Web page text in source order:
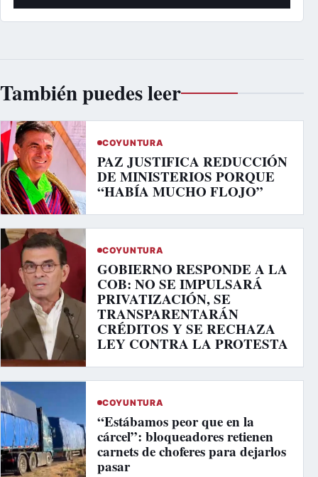
También puedes leer
COYUNTURA
PAZ JUSTIFICA REDUCCIÓN
DE MINISTERIOS PORQUE
“HABÍA MUCHO FLOJO”
COYUNTURA
GOBIERNO RESPONDE A LA
COB: NO SE IMPULSARÁ
PRIVATIZACIÓN, SE
TRANSPARENTARÁN
CRÉDITOS Y SE RECHAZA
LEY CONTRA LA PROTESTA
COYUNTURA
“Estábamos peor que en la
cárcel”: bloqueadores retienen
carnets de choferes para dejarlos
pasar